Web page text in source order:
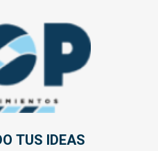
TUS IDEAS